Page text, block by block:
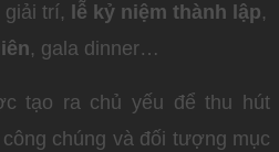
giải trí,
lễ kỷ niệm thành lập,
, gala dinner…
tạo ra chủ yếu để thu hút
chúng và đối tượng mục